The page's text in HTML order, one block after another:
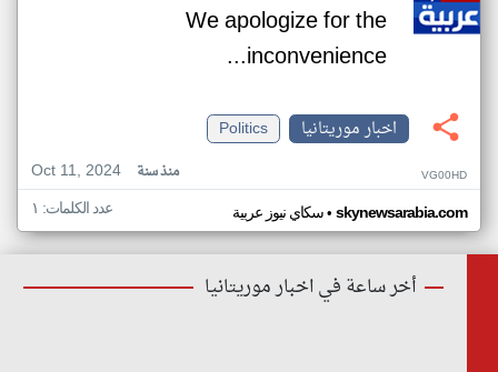
We apologize for the
inconvenience...
اخبار موريتانيا
Politics
Oct 11, 2024
منذ سنة VG00HD
سكاي نيوز عربية• skynewsarabia.com عدد الكلمات: ١
أخر ساعة في اخبار موريتانيا